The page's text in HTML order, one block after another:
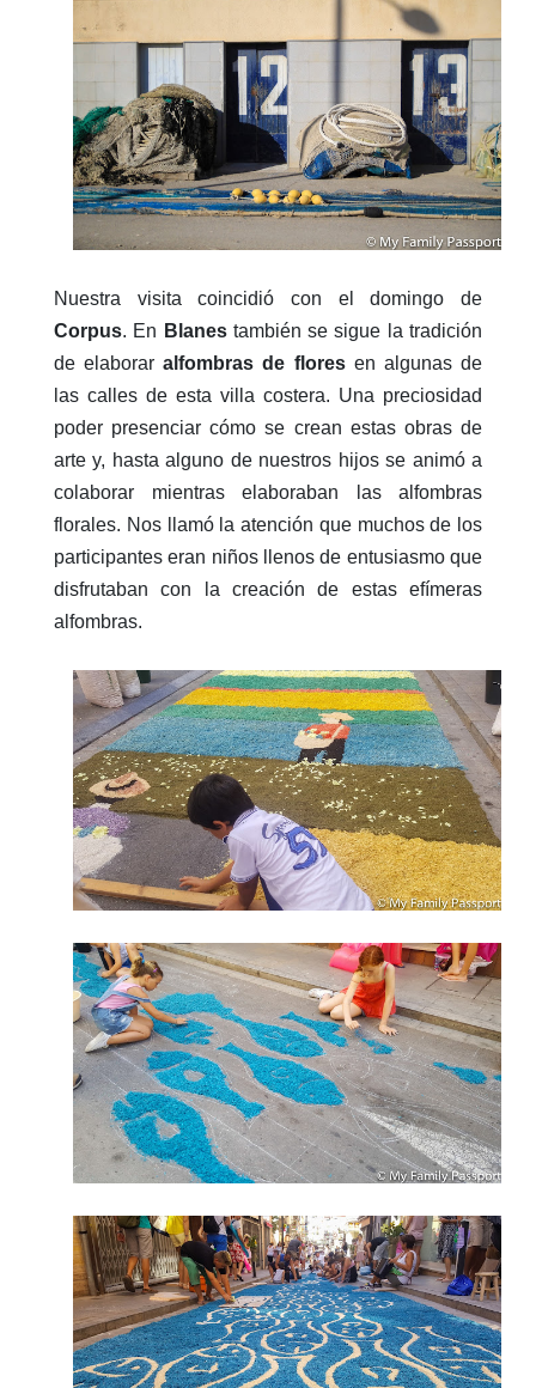
Nuestra visita coincidió con el domingo de
Corpus. En Blanestambién se sigue la tradición
de elaboraralfombras de floresen algunas de
las calles de esta villa costera. Una preciosidad
poder presenciar cómo se crean estas obras de
arte y, hasta alguno de nuestros hijos se animó a
colaborar mientras elaboraban las alfombras
florales. Nos llamó la atención que muchos de los
participantes eran niños llenos de entusiasmo que
disfrutaban con la creación de estas efímeras
alfombras.